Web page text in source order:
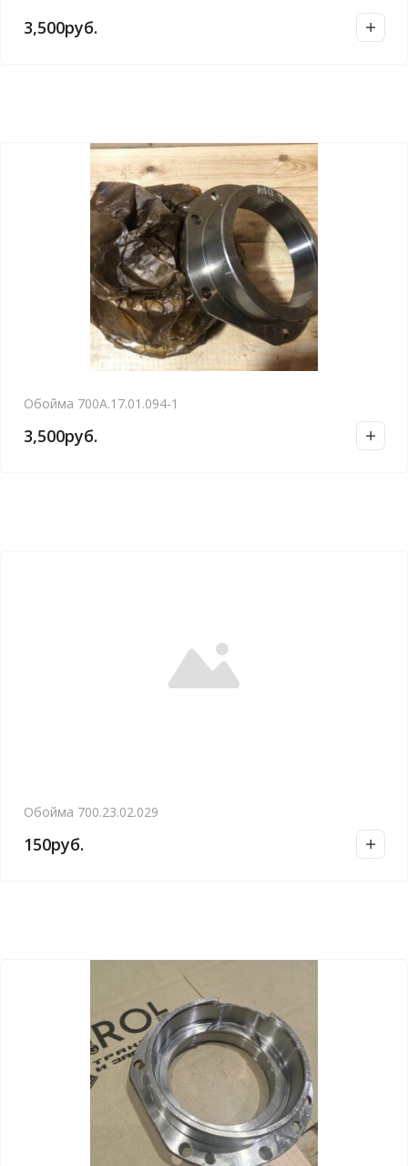
3,500руб.
Обойма 700А.17.01.094-1
3,500руб.
Обойма 700.23.02.029
150руб.